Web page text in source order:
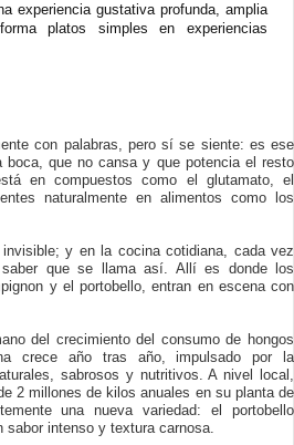
experiencia gustativa profunda, amplia
platos simples en experiencias
con palabras, pero sí se siente: es ese
boca, que no cansa y que potencia el resto
en compuestos como el glutamato, el
naturalmente en alimentos como los
y en la cocina cotidiana, cada vez
que se llama así. Allí es donde los
y el portobello, entran en escena con
del crecimiento del consumo de hongos
crece año tras año, impulsado por la
sabrosos y nutritivos. A nivel local,
2 millones de kilos anuales en su planta de
una nueva variedad: el portobello
sabor intenso y textura carnosa.